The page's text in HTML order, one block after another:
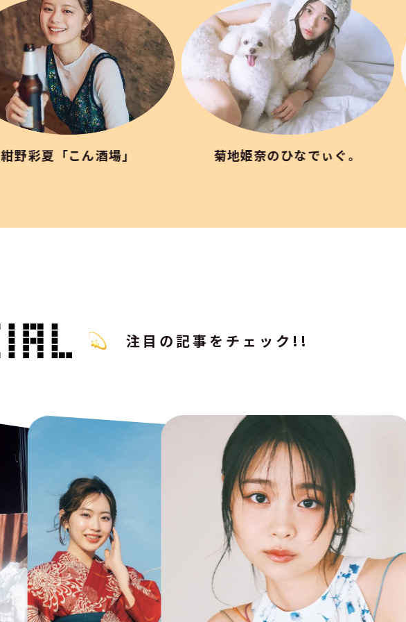
紺野彩夏「こん酒場」 菊地姫奈のひなでぃぐ。
注目の記事をチェック!!